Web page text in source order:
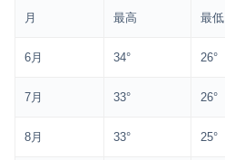
月 最高 最低
6月 34° 26°
7月 33° 26°
8月 33° 25°